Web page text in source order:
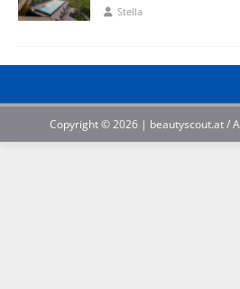
Stella
Copyright © 2026 | beautyscout.at /